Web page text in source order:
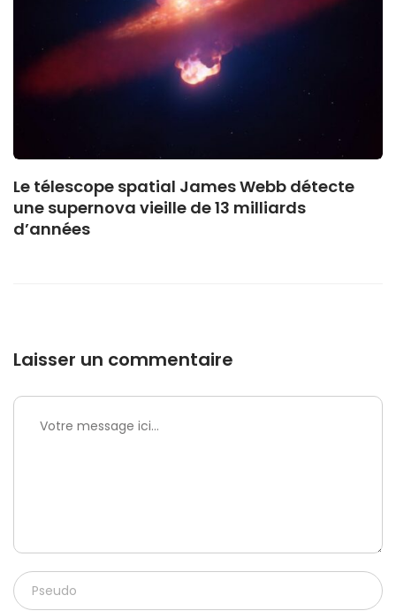
Le télescope spatial James Webb détecte
une supernova vieille de 13 milliards
d’années
Laisser un commentaire